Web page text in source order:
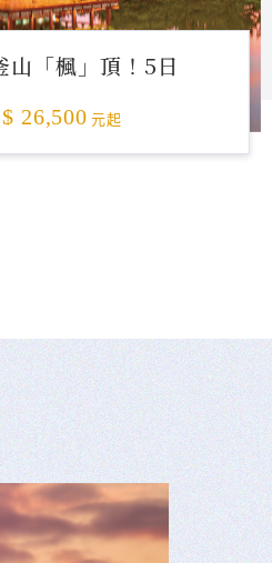
山「楓」頂！5日
$ 26,500 元起